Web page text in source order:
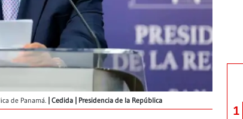
de Panamá. Cedida | Presidencia de la República
1